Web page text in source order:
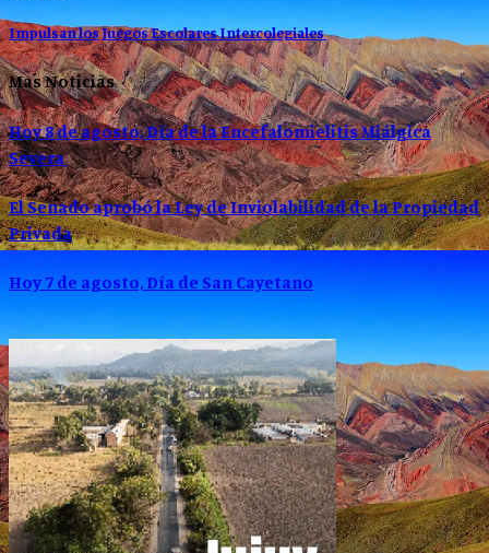
Impulsan los Juegos Escolares Intercolegiales
Mas Noticias
Hoy 8 de agosto, Día de la Encefalomielitis Miálgica
Severa
El Senado aprobó la Ley de Inviolabilidad de la Propiedad
Privada
Hoy 7 de agosto, Día de San Cayetano